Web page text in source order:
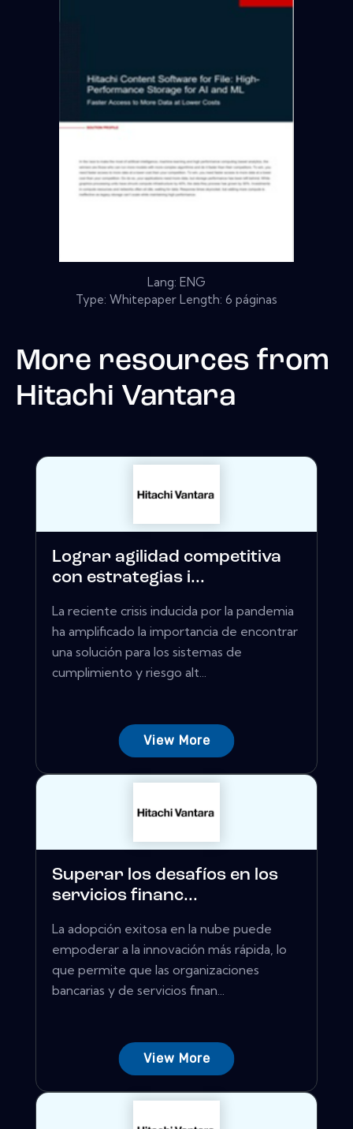
Lang: ENG
Type: Whitepaper Length: 6 páginas
More resources from
Hitachi Vantara
Lograr agilidad competitiva
con estrategias i...
La reciente crisis inducida por la pandemia
ha amplificado la importancia de encontrar
una solución para los sistemas de
cumplimiento y riesgo alt...
View More
Superar los desafíos en los
servicios financ...
La adopción exitosa en la nube puede
empoderar a la innovación más rápida, lo
que permite que las organizaciones
bancarias y de servicios finan...
View More